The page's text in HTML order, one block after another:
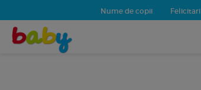
Nume de copii Felicitari